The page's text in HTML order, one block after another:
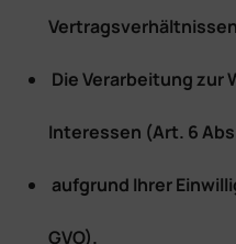
Vertragsverhältnissen
Die Verarbeitung zur
Interessen (Art. 6
aufgrund Ihrer
GVO).